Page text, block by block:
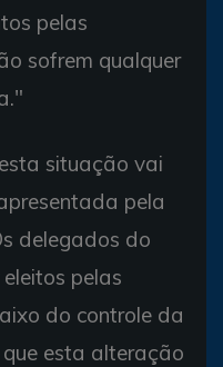
pelas
sofrem qualquer
situação vai
pela
delegados do
pelas
do controle da
esta alteração